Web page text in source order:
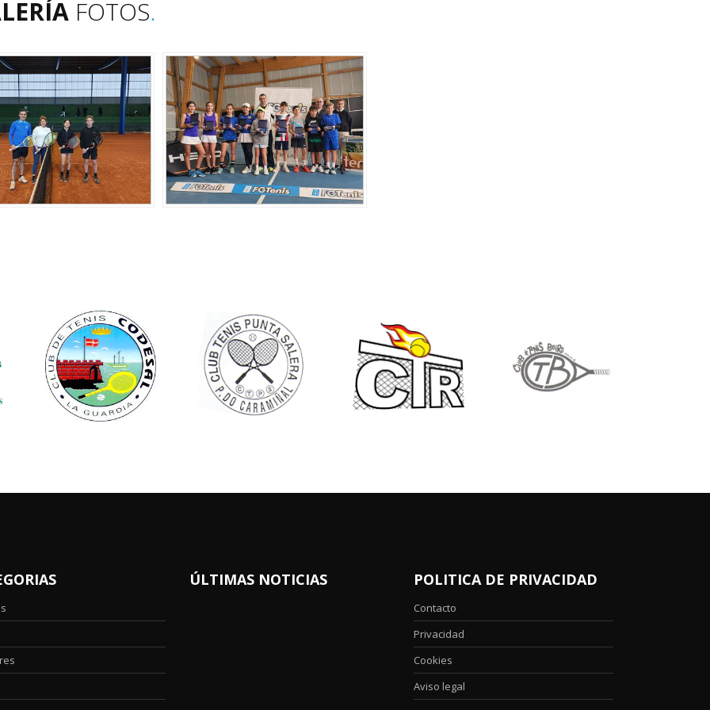
FOTOS.
ÚLTIMAS NOTICIAS POLITICA DE PRIVACIDAD
Contacto
Privacidad
Cookies
Aviso legal